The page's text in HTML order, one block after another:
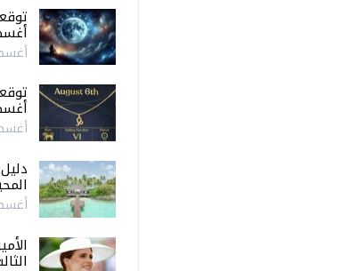
أغسطس
أغسطس
أغسطس